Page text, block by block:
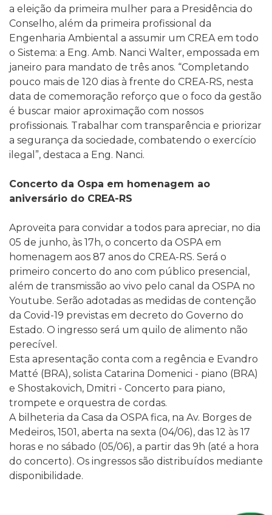
a eleição da primeira mulher para a Presidência do
Conselho, além da primeira profissional da
Engenharia Ambiental a assumir um CREA em todo
o Sistema: a Eng. Amb. Nanci Walter, empossada em
janeiro para mandato de três anos. “Completando
pouco mais de 120 dias à frente do CREA-RS, nesta
data de comemoração reforço que o foco da gestão
é buscar maior aproximação com nossos
profissionais. Trabalhar com transparência e priorizar
a segurança da sociedade, combatendo o exercício
ilegal”, destaca a Eng. Nanci.
Concerto da Ospa em homenagem ao
aniversário do CREA-RS
Aproveita para convidar a todos para apreciar, no dia
05 de junho, às 17h, o concerto da OSPA em
homenagem aos 87 anos do CREA-RS. Será o
primeiro concerto do ano com público presencial,
além de transmissão ao vivo pelo canal da OSPA no
Youtube. Serão adotadas as medidas de contenção
da Covid-19 previstas em decreto do Governo do
Estado. O ingresso será um quilo de alimento não
perecível.
Esta apresentação conta com a regência e Evandro
Matté (BRA), solista Catarina Domenici - piano (BRA)
e Shostakovich, Dmitri - Concerto para piano,
trompete e orquestra de cordas.
A bilheteria da Casa da OSPA fica, na Av. Borges de
Medeiros, 1501, aberta na sexta (04/06), das 12 às 17
horas e no sábado (05/06), a partir das 9h (até a hora
do concerto). Os ingressos são distribuídos mediante
disponibilidade.